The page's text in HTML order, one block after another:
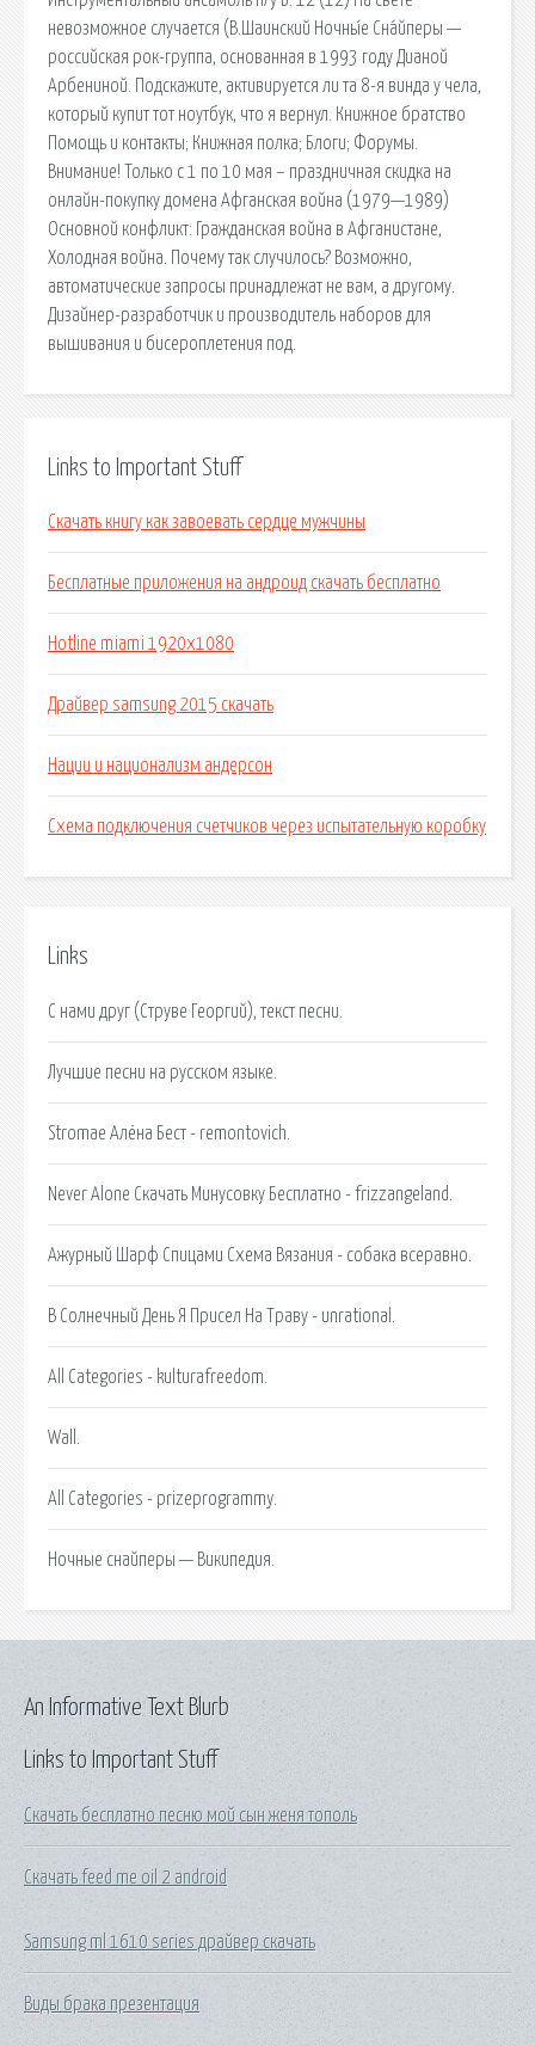
невозможное случается (В.Шаинский Ночны́е Сна́йперы —
российская рок-группа, основанная в 1993 году Дианой
Арбениной. Подскажите, активируется ли та 8-я винда у чела,
который купит тот ноутбук, что я вернул. Книжное братство
Помощь и контакты; Книжная полка; Блоги; Форумы.
Внимание! Только с 1 по 10 мая – праздничная скидка на
онлайн-покупку домена Афганская война (1979—1989)
Основной конфликт: Гражданская война в Афганистане,
Холодная война. Почему так случилось? Возможно,
автоматические запросы принадлежат не вам, а другому.
Дизайнер-разработчик и производитель наборов для
вышивания и бисероплетения под.
Links to Important Stuff
Скачать книгу как завоевать сердце мужчины
Бесплатные приложения на андроид скачать бесплатно
Hotline miami 1920x1080
Драйвер samsung 2015 скачать
Нации и национализм андерсон
Схема подключения счетчиков через испытательную коробку
Links
С нами друг (Струве Георгий), текст песни.
Лучшие песни на русском языке.
Stromae Алёна Бест - remontovich.
Never Alone Скачать Минусовку Бесплатно - frizzangeland.
Ажурный Шарф Спицами Схема Вязания - собака всеравно.
В Солнечный День Я Присел На Траву - unrational.
All Categories - kulturafreedom.
Wall.
All Categories - prizeprogrammy.
Ночные снайперы — Википедия.
Links to Important Stuff
Скачать бесплатно песню мой сын женя тополь
Скачать feed me oil 2 android
Samsung ml 1610 series драйвер скачать
Виды брака презентация
An Informative Text Blurb